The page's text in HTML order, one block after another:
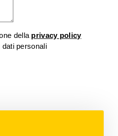
della privacy policy
personali